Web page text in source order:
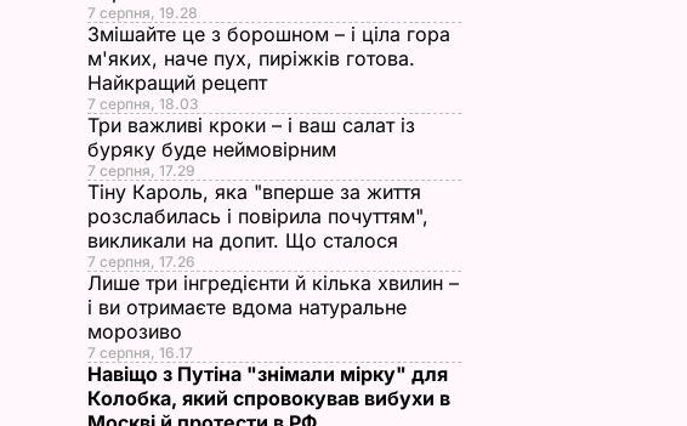
7 серпня, 19.28
Змішайте це з борошном – і ціла гора
м'яких, наче пух, пиріжків готова.
Найкращий рецепт
7 серпня, 18.03
Три важливі кроки – і ваш салат із
буряку буде неймовірним
7 серпня, 17.29
Тіну Кароль, яка "вперше за життя
розслабилась і повірила почуттям",
викликали на допит. Що сталося
7 серпня, 17.26
Лише три інгредієнти й кілька хвилин –
і ви отримаєте вдома натуральне
морозиво
7 серпня, 16.17
Навіщо з Путіна "знімали мірку" для
Колобка, який спровокував вибухи в